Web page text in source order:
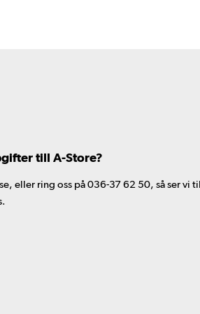
till A-Store?
eller ring oss på 036-37 62 50, så ser vi till